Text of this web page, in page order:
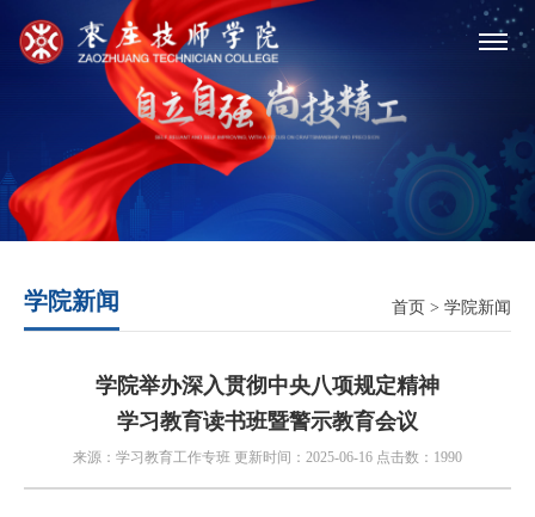
学院新闻 首页 > 学院新闻
学院举办深入贯彻中央八项规定精神
学习教育读书班暨警示教育会议
来源：学习教育工作专班 更新时间：2025-06-16 点击数：1990